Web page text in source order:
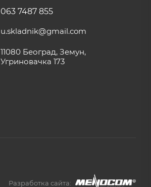
063 7487 855
u.skladnik@gmail.com
11080 Београд, Земун,
Угриновачка 173
Разработка сайта: